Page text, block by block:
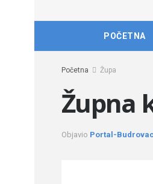
POČETNA
Početna Župa
Župna
Objavio Portal-Budrovac